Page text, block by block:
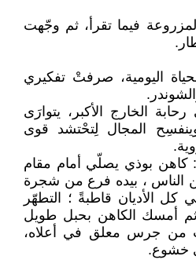
فيما تقرأ، ثم وجّهت
اليومية، صرفتْ تفكيري
الخارج الأكبر، يتوارَى
المجال لِتحْتشد قوى
كاهن بوذي يصلّي أمام مقام
، بيده فرع من شجرة
الأديان قاطبةً ؛ التطهّر
أمسك الكاهن بحبل طويل
من جرس معلق في أعلاه،
خشوع.